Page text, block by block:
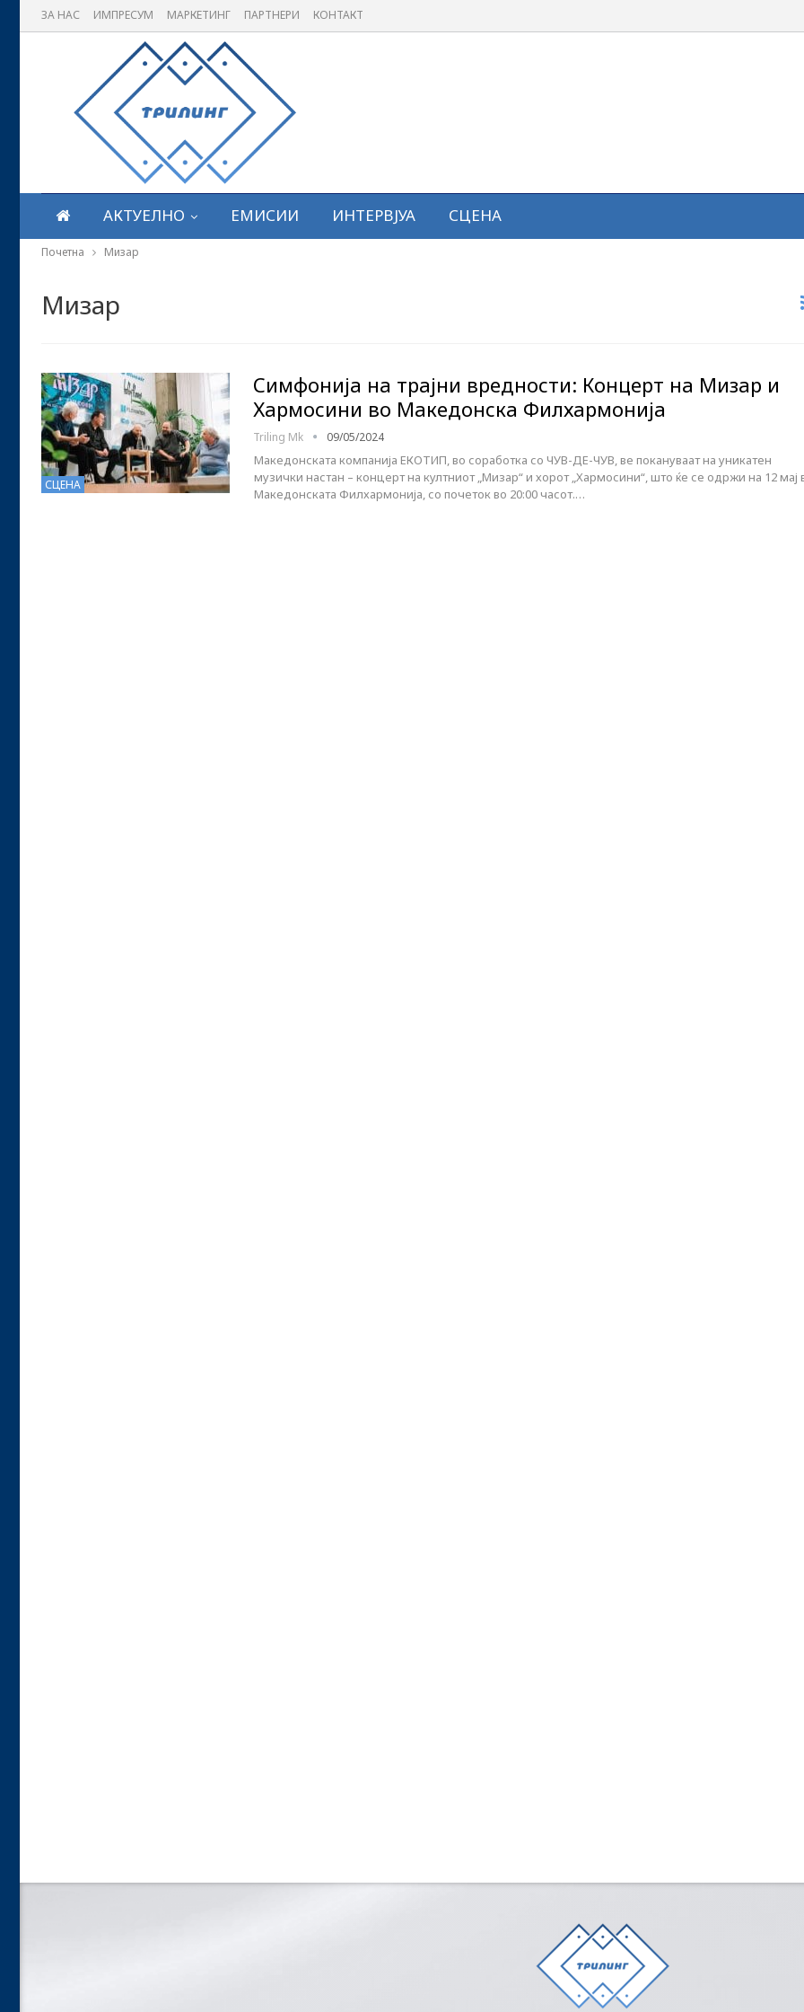
ЗА НАС ИМПРЕСУМ МАРКЕТИНГ ПАРТНЕРИ КОНТАКТ
АКТУЕЛНО ЕМИСИИ ИНТЕРВЈУА СЦЕНА
Почетна Мизар
Мизар
СЦЕНА
Симфонија на трајни вредности: Концерт на Мизар и
Хармосини во Македонска Филхармонија
Triling Mk 09/05/2024
Македонската компанија ЕКОТИП, во соработка со ЧУВ-ДЕ-ЧУВ, ве покануваат на уникатен
музички настан – концерт на култниот „Мизар“ и хорот „Хармосини“, што ќе се одржи на 12 мај
Македонската Филхармонија, со почеток во 20:00 часот.…